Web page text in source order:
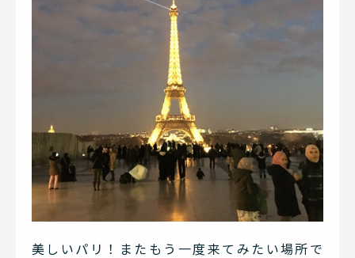
美しいパリ！またもう一度来てみたい場所で